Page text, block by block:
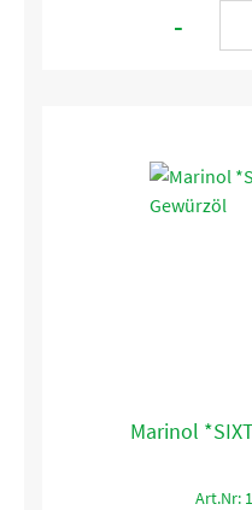
-
Marinol
Art.Nr: